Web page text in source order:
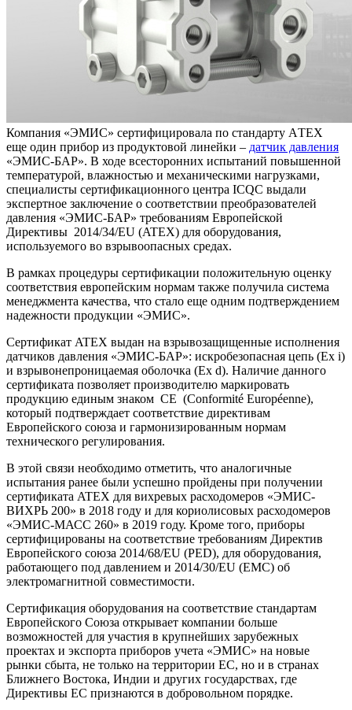
Компания «ЭМИС» сертифицировала по стандарту АTЕХ
еще один прибор из продуктовой линейки – датчик давления
«ЭМИС-БАР». В ходе всесторонних испытаний повышенной
температурой, влажностью и механическими нагрузками,
специалисты сертификационного центра ICQC выдали
экспертное заключение о соответствии преобразователей
давления «ЭМИС-БАР» требованиям Европейской
Директивы 2014/34/EU (ATEX) для оборудования,
используемого во взрывоопасных средах.
В рамках процедуры сертификации положительную оценку
соответствия европейским нормам также получила система
менеджмента качества, что стало еще одним подтверждением
надежности продукции «ЭМИС».
Сертификат ATEX выдан на взрывозащищенные исполнения
датчиков давления «ЭМИС-БАР»: искробезопасная цепь (Ex i)
и взрывонепроницаемая оболочка (Ex d). Наличие данного
сертификата позволяет производителю маркировать
продукцию единым знаком CE (Conformité Européenne),
который подтверждает соответствие директивам
Европейского союза и гармонизированным нормам
технического регулирования.
В этой связи необходимо отметить, что аналогичные
испытания ранее были успешно пройдены при получении
сертификата ATEX для вихревых расходомеров «ЭМИС-
ВИХРЬ 200» в 2018 году и для кориолисовых расходомеров
«ЭМИС-МАСС 260» в 2019 году. Кроме того, приборы
сертифицированы на соответствие требованиям Директив
Европейского союза 2014/68/EU (PED), для оборудования,
работающего под давлением и 2014/30/EU (ЕМС) об
электромагнитной совместимости.
Сертификация оборудования на соответствие стандартам
Европейского Союза открывает компании больше
возможностей для участия в крупнейших зарубежных
проектах и экспорта приборов учета «ЭМИС» на новые
рынки сбыта, не только на территории ЕС, но и в странах
Ближнего Востока, Индии и других государствах, где
Директивы ЕС признаются в добровольном порядке.